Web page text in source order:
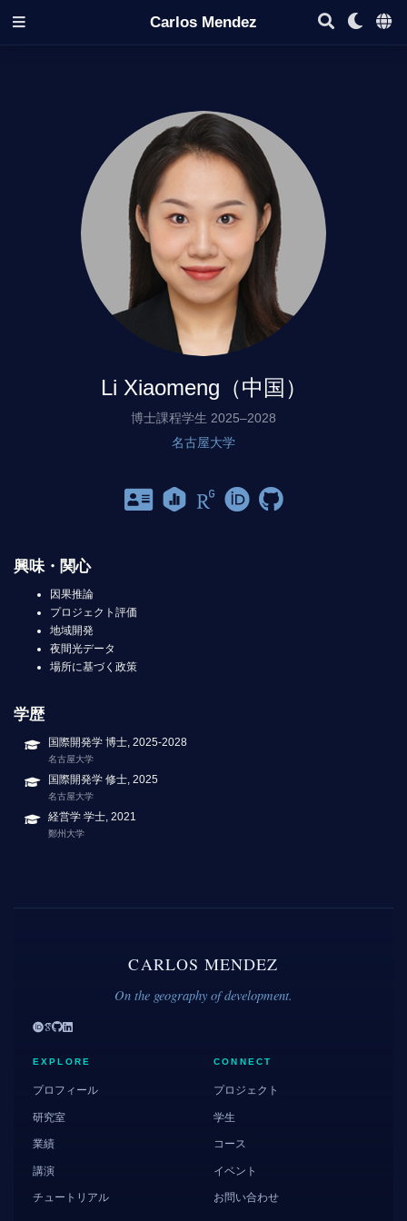
Carlos Mendez
Li Xiaomeng（中国）
博士課程学生 2025–2028
名古屋大学
興味・関心
因果推論
プロジェクト評価
地域開発
夜間光データ
場所に基づく政策
学歴
国際開発学 博士, 2025-2028
名古屋大学
国際開発学 修士, 2025
名古屋大学
経営学 学士, 2021
鄭州大学
CARLOS MENDEZ
On the geography of development.
EXPLORE
プロフィール
研究室
業績
講演
チュートリアル
CONNECT
プロジェクト
学生
コース
イベント
お問い合わせ